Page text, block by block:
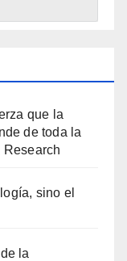
que la
de toda la
sino el
la